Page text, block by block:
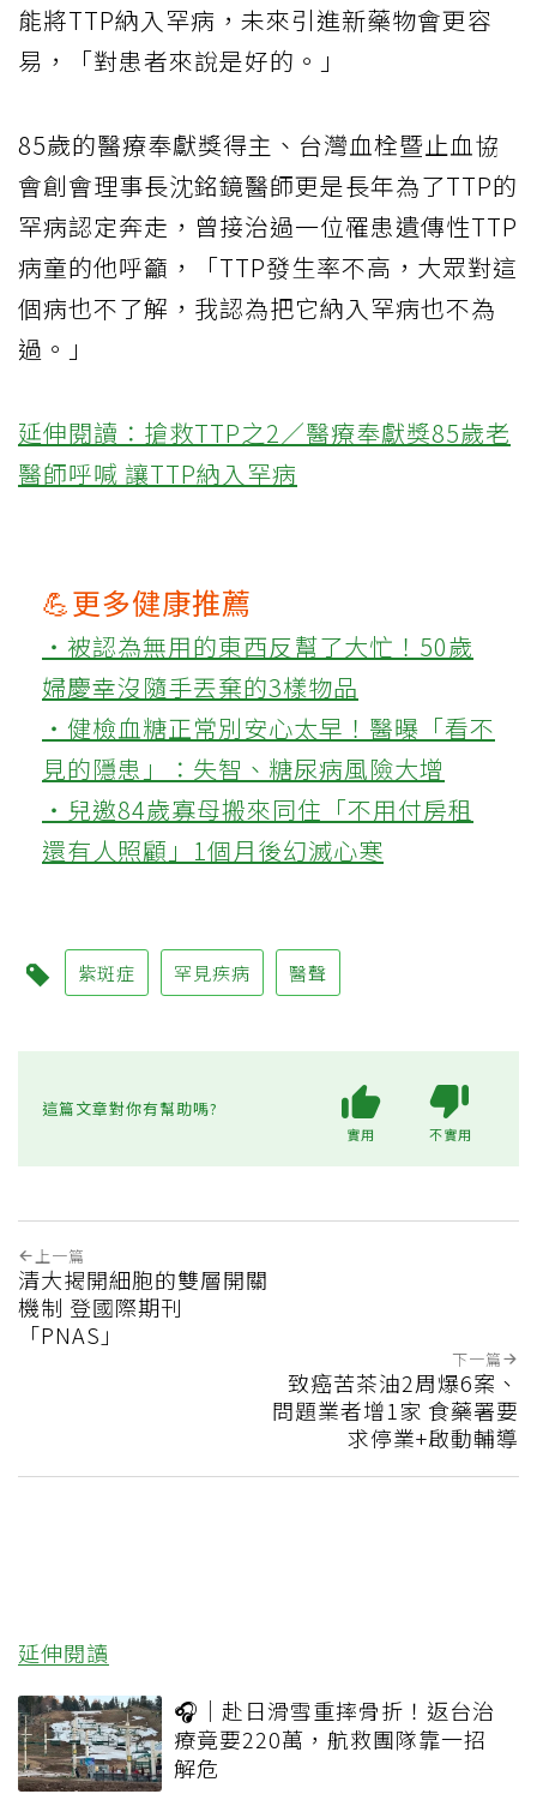
能將TTP納入罕病，未來引進新藥物會更容
易，「對患者來說是好的。」
85歲的醫療奉獻獎得主、台灣血栓暨止血協
會創會理事長沈銘鏡醫師更是長年為了TTP的
罕病認定奔走，曾接治過一位罹患遺傳性TTP
病童的他呼籲，「TTP發生率不高，大眾對這
個病也不了解，我認為把它納入罕病也不為
過。」
延伸閱讀：搶救TTP之2／醫療奉獻獎85歲老
醫師呼喊 讓TTP納入罕病
💪更多健康推薦
‧被認為無用的東西反幫了大忙！50歲
婦慶幸沒隨手丟棄的3樣物品
‧健檢血糖正常別安心太早！醫曝「看不
見的隱患」：失智、糖尿病風險大增
‧兒邀84歲寡母搬來同住「不用付房租
還有人照顧」1個月後幻滅心寒
紫斑症 罕見疾病 醫聲
這篇文章對你有幫助嗎?
實用 不實用
上一篇
清大揭開細胞的雙層開關
機制 登國際期刊
「PNAS」
下一篇
致癌苦茶油2周爆6案、
問題業者增1家 食藥署要
求停業+啟動輔導
延伸閱讀
🎧｜赴日滑雪重摔骨折！返台治
療竟要220萬，航救團隊靠一招
解危